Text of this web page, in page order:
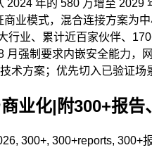
年的 580 万增至
业模式，混合连接方案为中
业、累计近百家伙伴、
强制要求内嵌安全能力
方案；优先切入已验证
业化|附300+报告
, 300+, 300+reports, 300+